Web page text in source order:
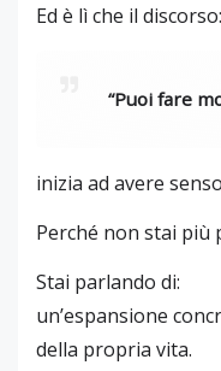
Ed è lì che il discorso:
“Puoi fare
inizia ad avere
Perché non stai più
Stai parlando di:
un’espansione
della propria vita.